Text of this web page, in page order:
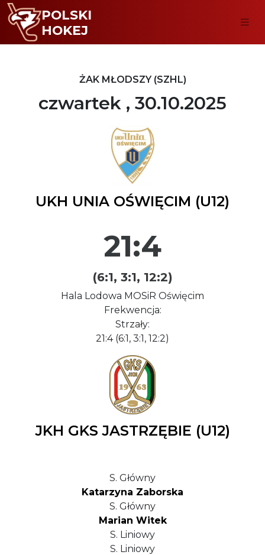
POLSKI
HOKEJ
ŻAK MŁODSZY (SZHL)
czwartek , 30.10.2025
UKH UNIA OŚWIĘCIM (U12)
21:4
(6:1, 3:1, 12:2)
Hala Lodowa MOSiR Oświęcim
Frekwencja:
Strzały:
21:4 (6:1, 3:1, 12:2)
JKH GKS JASTRZĘBIE (U12)
S. Główny
Katarzyna Zaborska
S. Główny
Marian Witek
S. Liniowy
S. Liniowy